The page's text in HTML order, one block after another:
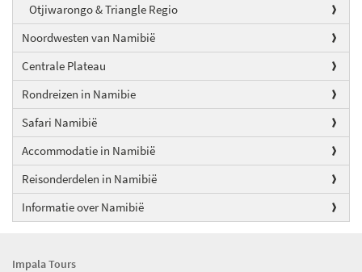
Otjiwarongo & Triangle Regio
Noordwesten van Namibië
Centrale Plateau
Rondreizen in Namibie
Safari Namibië
Accommodatie in Namibië
Reisonderdelen in Namibië
Informatie over Namibië
Impala Tours